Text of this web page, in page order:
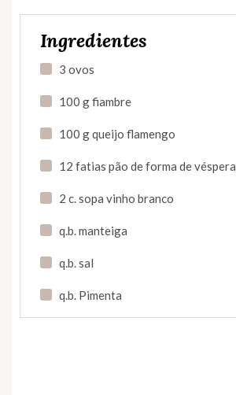
Ingredientes
3 ovos
100 g fiambre
100 g queijo flamengo
12 fatias pão de forma de véspera
2 c. sopa vinho branco
q.b. manteiga
q.b. sal
q.b. Pimenta